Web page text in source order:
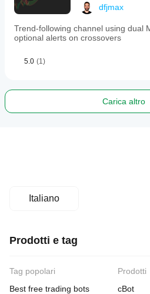
dfjmax
Trend-following channel using dual
optional alerts on crossovers
5.0 (1)
Carica altro
Italiano
Prodotti e tag
Tag popolari
Best free trading bots
Prodotti
cBot